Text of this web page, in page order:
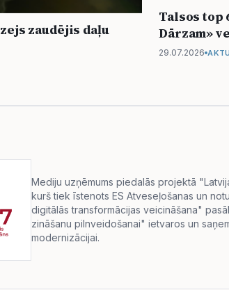
zaudējis daļu
Talsos top
Dārzam»
29.07.2026
Mediju uzņēmums piedalās projektā
kurš tiek īstenots ES Atveseļošanas un
digitālās transformācijas veicināšana"
zināšanu pilnveidošanai" ietvaros un
modernizācijai.